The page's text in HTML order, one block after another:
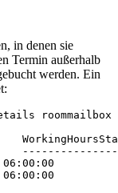
in denen sie
Termin außerhalb
werden. Ein
06:00:00
06:00:00